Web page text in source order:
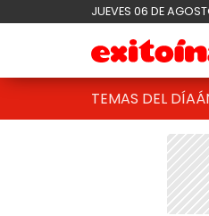
JUEVES 06 DE
TEMAS DEL DÍA